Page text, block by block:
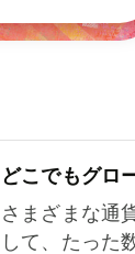
どこでもグ⁠ロ⁠
さまざまな通
して、たった